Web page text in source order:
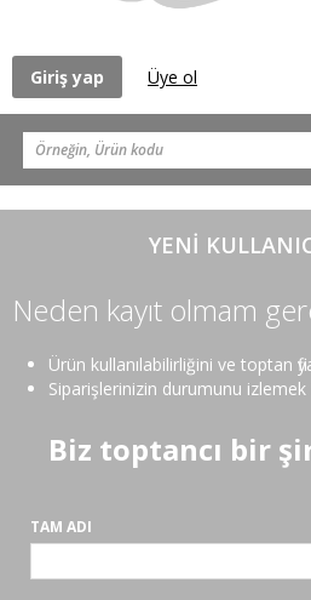
Giriş yap Üye ol
YENI
Neden kayıt olmam
Ürün kullanılabilirliğini ve toptan
Siparişlerinizin durumunu izlemek
Biz toptancı bir
TAM ADI